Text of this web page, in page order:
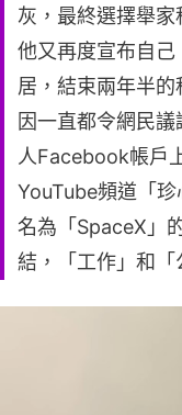
灰，最終選擇舉家
他又再度宣布自
居，結束兩年半
因一直都令網民
人Facebook帳戶
YouTube頻道「
名為「SpaceX」
結，「工作」和